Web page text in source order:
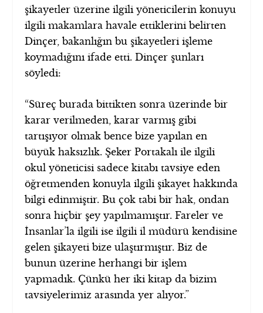
şikayetler üzerine ilgili yöneticilerin konuyu
ilgili makamlara havale ettiklerini belirten
Dinçer, bakanlığın bu şikayetleri işleme
koymadığını ifade etti. Dinçer şunları
söyledi:
“Süreç burada bittikten sonra üzerinde bir
karar verilmeden, karar varmış gibi
tartışıyor olmak bence bize yapılan en
büyük haksızlık. Şeker Portakalı ile ilgili
okul yöneticisi sadece kitabı tavsiye eden
öğretmenden konuyla ilgili şikayet hakkında
bilgi edinmiştir. Bu çok tabi bir hak, ondan
sonra hiçbir şey yapılmamıştır. Fareler ve
İnsanlar’la ilgili ise ilgili il müdürü kendisine
gelen şikayeti bize ulaştırmıştır. Biz de
bunun üzerine herhangi bir işlem
yapmadık. Çünkü her iki kitap da bizim
tavsiyelerimiz arasında yer alıyor.”